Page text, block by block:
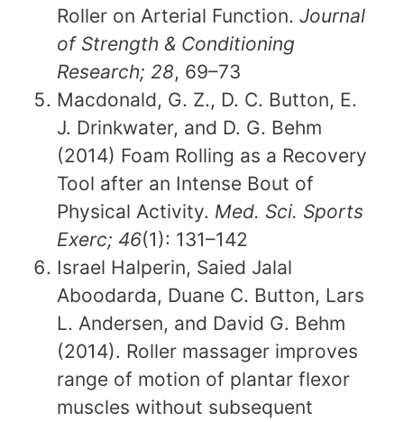
Roller on Arterial Function. Journal
of Strength & Conditioning
Research; 28, 69–73
Macdonald, G. Z., D. C. Button, E.
J. Drinkwater, and D. G. Behm
(2014) Foam Rolling as a Recovery
Tool after an Intense Bout of
Physical Activity. Med. Sci. Sports
Exerc; 46(1): 131–142
Israel Halperin, Saied Jalal
Aboodarda, Duane C. Button, Lars
L. Andersen, and David G. Behm
(2014). Roller massager improves
range of motion of plantar flexor
muscles without subsequent